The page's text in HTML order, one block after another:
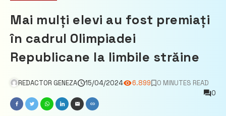
Mai mulți elevi au fost premiați
în cadrul Olimpiadei
Republicane la limbile străine
REDACTOR GENEZA 15/04/2024 6.899
0 MINUTES READ
0